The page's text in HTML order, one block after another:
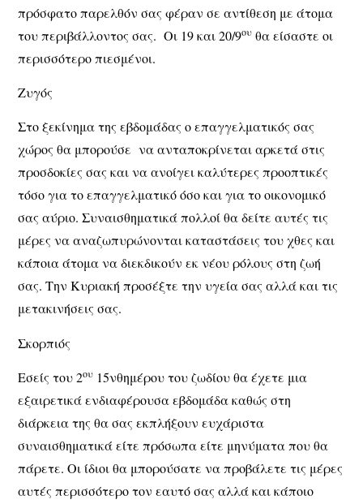
πρόσφατο παρελθόν σας φέραν σε αντίθεση με άτομα
του περιβάλλοντος σας. Οι 19 και 20/9ου θα είσαστε οι
περισσότερο πιεσμένοι.
Ζυγός
Στο ξεκίνημα της εβδομάδας ο επαγγελματικός σας
χώρος θα μπορούσε να ανταποκρίνεται αρκετά στις
προσδοκίες σας και να ανοίγει καλύτερες προοπτικές
τόσο για το επαγγελματικό όσο και για το οικονομικό
σας αύριο. Συναισθηματικά πολλοί θα δείτε αυτές τις
μέρες να αναζωπυρώνονται καταστάσεις του χθες και
κάποια άτομα να διεκδικούν εκ νέου ρόλους στη ζωή
σας. Την Κυριακή προσέξτε την υγεία σας αλλά και τις
μετακινήσεις σας.
Σκορπιός
Εσείς του 2ου 15νθημέρου του ζωδίου θα έχετε μια
εξαιρετικά ενδιαφέρουσα εβδομάδα καθώς στη
διάρκεια της θα σας εκπλήξουν ευχάριστα
συναισθηματικά είτε πρόσωπα είτε μηνύματα που θα
πάρετε. Οι ίδιοι θα μπορούσατε να προβάλετε τις μέρες
αυτές περισσότερο τον εαυτό σας αλλά και κάποιο